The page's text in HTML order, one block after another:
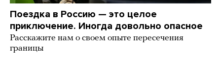
Поездка в Россию — это целое
приключение. Иногда довольно опасное
Расскажите нам о своем опыте пересечения
границы